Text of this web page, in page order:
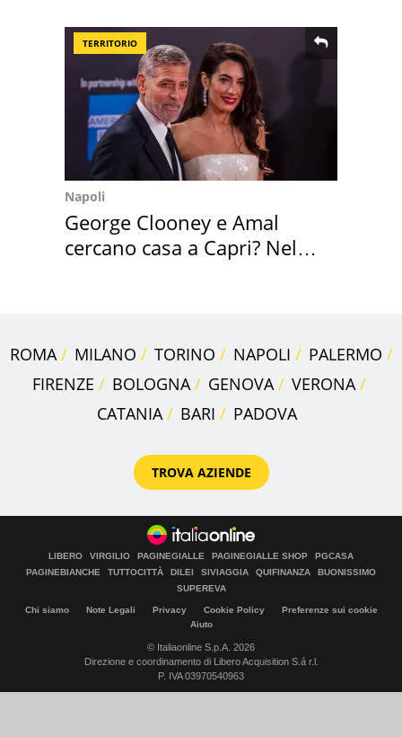
TERRITORIO
Napoli
George Clooney e Amal
cercano casa a Capri? Nel
ROMA MILANO TORINO NAPOLI
PALERMO
FIRENZE
BOLOGNA GENOVA
VERONA
CATANIA
BARI PADOVA
TROVA AZIENDE
LIBERO VIRGILIO PAGINEGIALLE PAGINEGIALLE SHOP
PGCASA
PAGINEBIANCHE
TUTTOCITTÀ DILEI SIVIAGGIA QUIFINANZA
BUONISSIMO
SUPEREVA
Chi siamo Note Legali Privacy Cookie Policy
Preferenze sui cookie
Aiuto
© Italiaonline S.p.A. 2026
Direzione e coordinamento di Libero Acquisition S.á r.l.
P. IVA 03970540963